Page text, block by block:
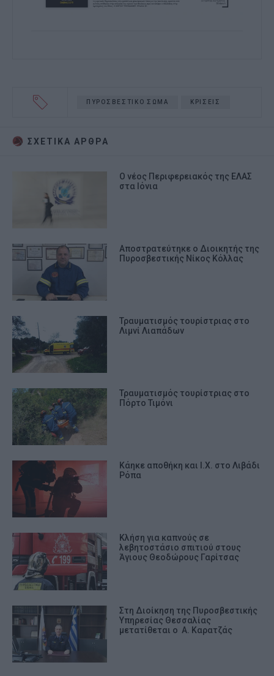
ΠΥΡΟΣΒΕΣΤΙΚΟ ΣΩΜΑ ΚΡΙΣΕΙΣ
ΣΧΕΤΙΚA AΡΘΡΑ
Ο νέος Περιφερειακός της ΕΛΑΣ
στα Ιόνια
Αποστρατεύτηκε ο Διοικητής της
Πυροσβεστικής Νίκος Κόλλας
Τραυματισμός τουρίστριας στο
Λιμνί Λιαπάδων
Τραυματισμός τουρίστριας στο
Πόρτο Τιμόνι
Κάηκε αποθήκη και Ι.Χ. στο Λιβάδι
Ρόπα
Κλήση για καπνούς σε
λεβητοστάσιο σπιτιού στους
Άγιους Θεοδώρους Γαρίτσας
Στη Διοίκηση της Πυροσβεστικής
Υπηρεσίας Θεσσαλίας
μετατίθεται ο Α. Καρατζάς